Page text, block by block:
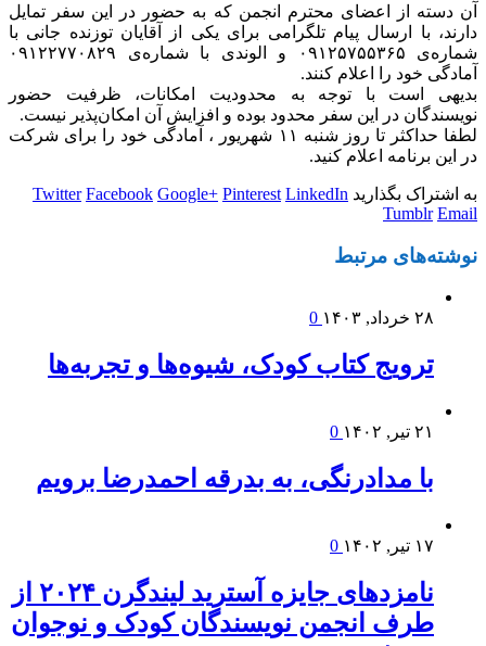
آن دسته از اعضای محترم انجمن که به حضور در این سفر تمایل
دارند، با ارسال پیام تلگرامی برای یکی از آقایان توزنده جانی با
شماره‌ی ۰۹۱۲۵۷۵۵۳۶۵ و الوندی با شماره‌ی ۰۹۱۲۲۷۷۰۸۲۹
آمادگی خود را اعلام کنند.
بدیهی‌ است با توجه به محدودیت امکانات، ظرفیت حضور
نویسندگان در این سفر محدود بوده و افزایش آن امکان‌پذیر نیست.
لطفا حداکثر تا روز شنبه ۱۱ شهریور ، آمادگی خود را برای شرکت
در این برنامه اعلام کنید.
به اشتراک بگذارید Twitter Facebook Google+ Pinterest LinkedIn
Tumblr Email
نوشته‌های مرتبط
۲۸ خرداد, ۱۴۰۳
ترویج کتاب کودک، شیوه‌ها و تجربه‌ها
۲۱ تیر, ۱۴۰۲
با مدادرنگی، به بدرقه احمدرضا برویم
۱۷ تیر, ۱۴۰۲
نامزدهای جایزه آسترید لیندگرن ۲۰۲۴ از
طرف انجمن نویسندگان کودک و نوجوان